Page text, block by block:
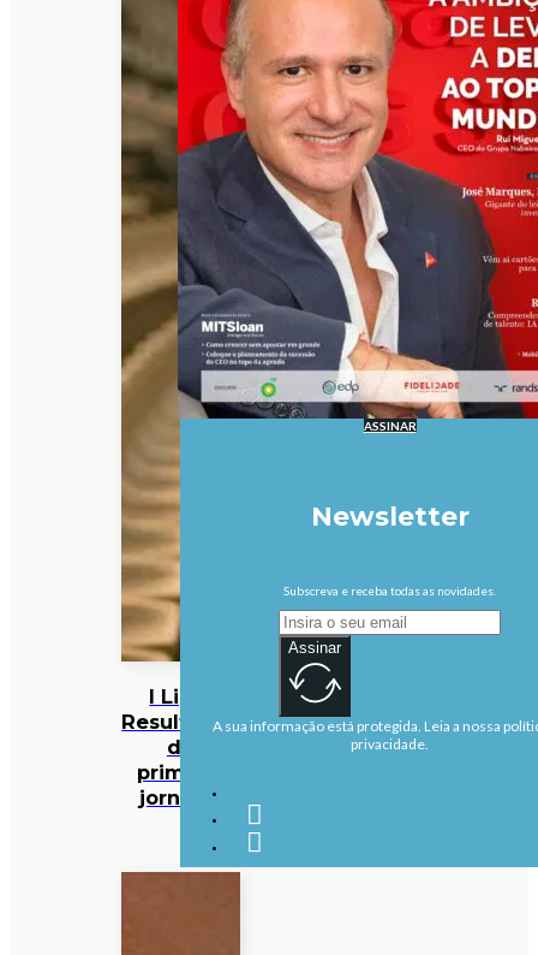
I Liga:
Resultados
da
primeira
jornada
ASSINAR
Newsletter
Subscreva e receba todas as novidades.
Assinar
A sua informação está protegida. Leia a nossa
privacidade.